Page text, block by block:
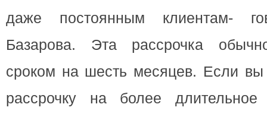
даже постоянным клиентам-
Базарова. Эта рассрочка
сроком на шесть месяцев. Если вы
рассрочку на более